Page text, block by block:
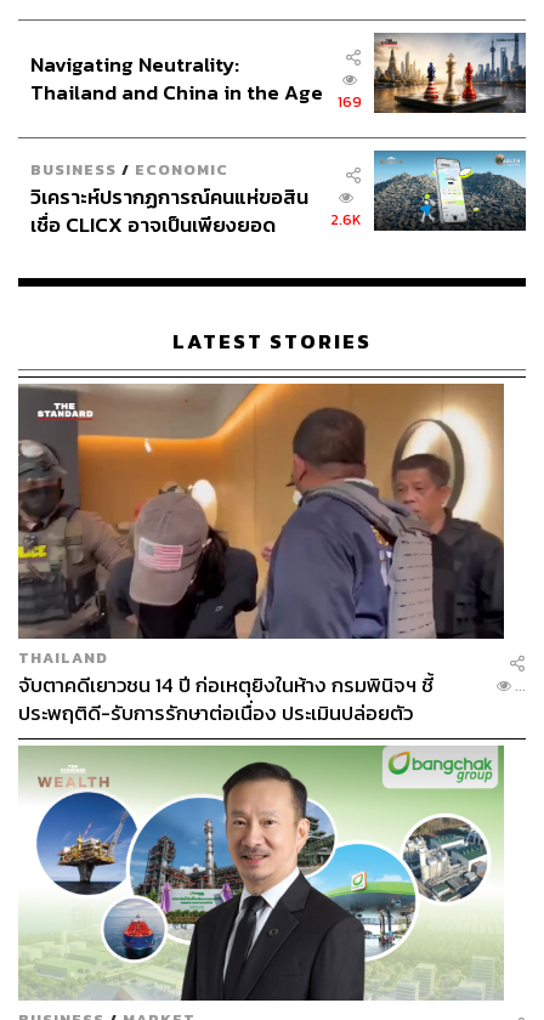
เอ็มโบโม ในวัย 25 ปี เป็นกองหน้ากึ่งปีกที่มีความเร็วสูง มี
ทักษะการเลี้ยงบอลที่ยอดเยี่ยม ขยันทุ่มเทเกินร้อย และมีเซนส์
ในการทำประตูที่ดีซึ่งพิสูจน์ให้เห็นในพรีเมียร์ลีกที่ผลงานดี
ขึ้นทุกปี
ขณะที่เซสโกนั้นเป็นศูนย์หน้าที่ครบเครื่องในระดับฟ้า
ประทาน
กระโดดสูงเหมือนทะยานขึ้นฟ้า มีความเร็วสูง ทักษะการ
พอสมควร เรียกว่าฟ้าให้พรมาเยอะพอตัว
เพียงแต่สิ่งที่ยังเป็นเครื่องหมายคำถามคือหากเปรียบเป็น
อัญมณีมีค่าแล้ว กองหน้าทีมชาติสโลวีเนียคนนี้ยังเป็นเพชร
นิลจินดาที่ยังเจียระไนไม่เสร็จเรียบร้อยดีนัก อาจจะมองเห็น
ประกายวิบวับบ้างเมื่อสะท้อนกับแสงในบางช่วงเวลา แต่บ่อย
ครั้งก็มองไม่เห็นอะไร
ราชาสตั๊ดเหินหาวคนใหม่?
Navigating Neutrality:
Thailand and China in the Age
169
BUSINESS / ECONOMIC
วิเคราะห์ปรากฏการณ์คนแห่ขอสิน
เชื่อ CLICX อาจเป็นเพียงยอด
เรือนไทยที่ถูกซุกไว้
2.6K
LATEST STORIES
THAILAND
จับตาคดีเยาวชน 14 ปี ก่อเหตุยิงในห้าง กรมพินิจฯ ชี้
ประพฤติดี-รับการรักษาต่อเนื่อง ประเมินปล่อยตัว
...